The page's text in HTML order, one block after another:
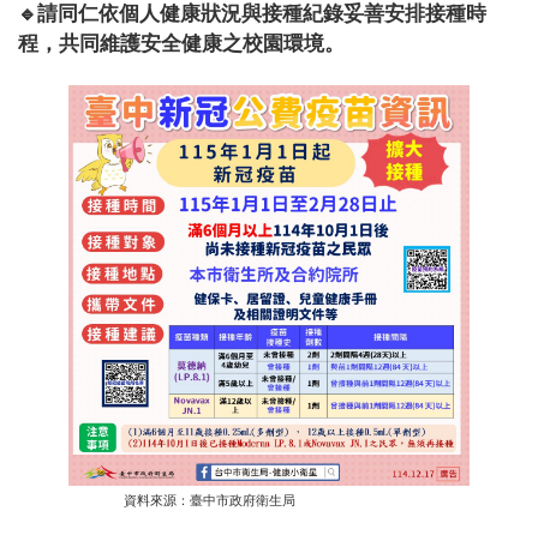
🔹請同仁依個人健康狀況與接種紀錄妥善安排接種時
程，共同維護安全健康之校園環境。
資料來源：臺中市政府衛生局